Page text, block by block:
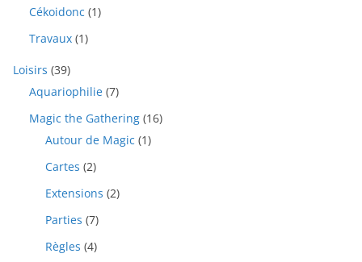
Cékoidonc (1)
Travaux (1)
Loisirs (39)
Aquariophilie (7)
Magic the Gathering (16)
Autour de Magic (1)
Cartes (2)
Extensions (2)
Parties (7)
Règles (4)